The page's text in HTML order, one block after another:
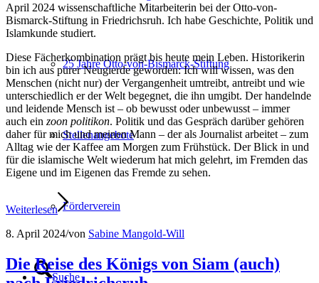
25 Jahre Otto-von-Bismarck-Stiftung
Stellenangebote
Förderverein
Suche
April 2024 wissenschaftliche Mitarbeiterin bei der Otto-von-
Bismarck-Stiftung in Friedrichsruh. Ich habe Geschichte, Politik und
Islamkunde studiert.
Diese Fächerkombination prägt bis heute mein Leben. Historikerin
bin ich aus purer Neugierde geworden: Ich will wissen, was den
Menschen (nicht nur) der Vergangenheit umtreibt, antreibt und wie
unterschiedlich er der Welt begegnet, die ihn umgibt. Der handelnde
und leidende Mensch ist – ob bewusst oder unbewusst – immer
auch ein zoon politikon. Politik und das Gespräch darüber gehören
daher für mich und meinen Mann – der als Journalist arbeitet – zum
Alltag wie der Kaffee am Morgen zum Frühstück. Der Blick in und
für die islamische Welt wiederum hat mich gelehrt, im Fremden das
Eigene und im Eigenen das Fremde zu sehen.
Weiterlesen
8. April 2024/von Sabine Mangold-Will
Die Reise des Königs von Siam (auch)